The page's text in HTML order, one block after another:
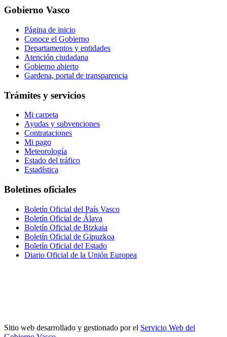
Gobierno Vasco
Página de inicio
Conoce el Gobierno
Departamentos y entidades
Atención ciudadana
Gobierno abierto
Gardena, portal de transparencia
Trámites y servicios
Mi carpeta
Ayudas y subvenciones
Contrataciones
Mi pago
Meteorología
Estado del tráfico
Estadística
Boletines oficiales
Boletín Oficial del País Vasco
Boletín Oficial de Álava
Boletín Oficial de Bizkaia
Boletín Oficial de Gipuzkoa
Boletín Oficial del Estado
Diario Oficial de la Unión Europea
Sitio web desarrollado y gestionado por el Servicio Web del